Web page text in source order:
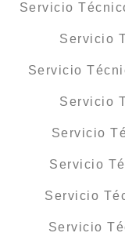
Servicio
Servicio
Servicio
Servicio
Servicio
Servicio
Servicio
Servicio